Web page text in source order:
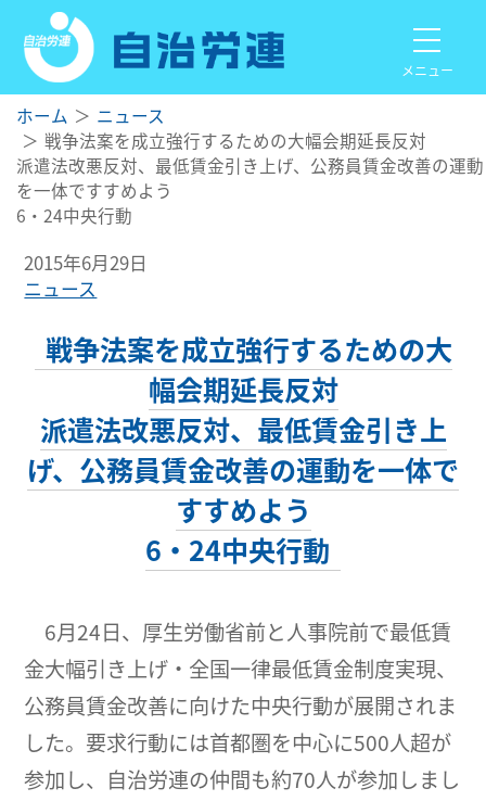
メニュー
ホーム
ニュース
戦争法案を成立強行するための大幅会期延長反対
派遣法改悪反対、最低賃金引き上げ、公務員賃金改善の運動
を一体ですすめよう
6・24中央行動
2015年6月29日
ニュース
戦争法案を成立強行するための大
幅会期延長反対
派遣法改悪反対、最低賃金引き上
げ、公務員賃金改善の運動を一体で
すすめよう
6・24中央行動
6月24日、厚生労働省前と人事院前で最低賃
金大幅引き上げ・全国一律最低賃金制度実現、
公務員賃金改善に向けた中央行動が展開されま
した。要求行動には首都圏を中心に500人超が
参加し、自治労連の仲間も約70人が参加しまし